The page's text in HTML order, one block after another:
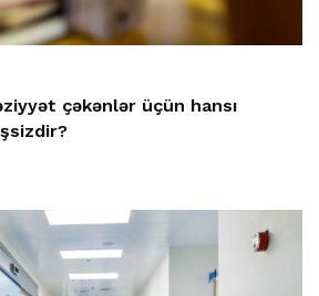
çəkənlər üçün hansı